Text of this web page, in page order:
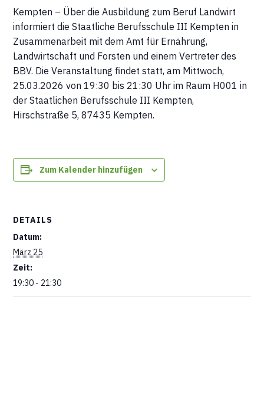
Kempten – Über die Ausbildung zum Beruf Landwirt
informiert die Staatliche Berufsschule III Kempten in
Zusammenarbeit mit dem Amt für Ernährung,
Landwirtschaft und Forsten und einem Vertreter des
BBV. Die Veranstaltung findet statt, am Mittwoch,
25.03.2026 von 19:30 bis 21:30 Uhr im Raum H001 in
der Staatlichen Berufsschule III Kempten,
Hirschstraße 5, 87435 Kempten.
Zum Kalender hinzufügen
DETAILS
Datum:
März 25
Zeit:
19:30 - 21:30